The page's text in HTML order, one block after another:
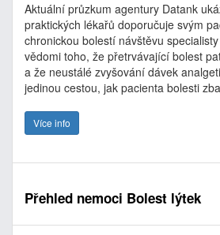
Aktuální průzkum agentury Datank
praktických lékařů doporučuje svým
chronickou bolestí návštěvu
vědomi toho, že přetrvávající bolest
a že neustálé zvyšování dávek
jedinou cestou, jak pacienta bolesti
Více info
Přehled nemoci Bolest lýtek